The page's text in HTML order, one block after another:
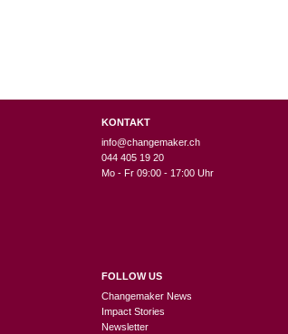
KONTAKT
info@changemaker.ch
044 405 19 20
Mo - Fr 09:00 - 17:00 Uhr
FOLLOW US
Changemaker News
Impact Stories
Newsletter